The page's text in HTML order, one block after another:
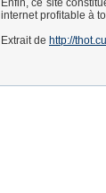
Enfin, ce site
internet profitable à
Extrait de http://